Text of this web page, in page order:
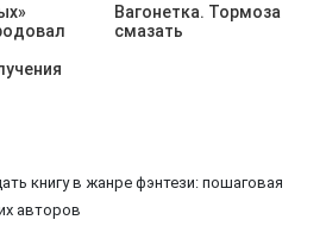
книгу в жанре фэнтези: пошаговая
авторов
Вагонетка. Тормоза
смазать